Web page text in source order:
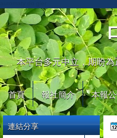
本平台多元中立，期盼
首頁 報社簡介 本報
連結分享